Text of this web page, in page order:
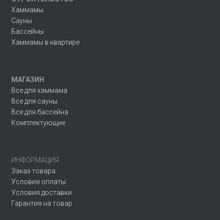
Хаммамы
Сауны
Бассейны
Хаммамы в квартире
МАГАЗИН
Все для хаммама
Все для сауны
Все для бассейна
Комплектующие
ИНФОРМАЦИЯ
Заказ товара
Условия оплаты
Условия доставки
Гарантия на товар